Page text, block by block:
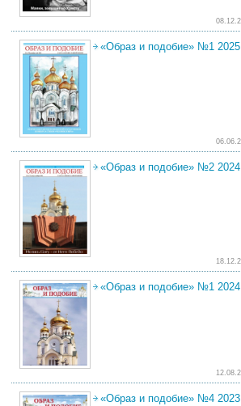
«Образ и подобие» №1 2025
«Образ и подобие» №2 2024
«Образ и подобие» №1 2024
«Образ и подобие» №4 2023